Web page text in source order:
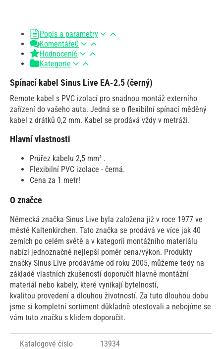
Popis a parametry
Komentáře0
Hodnocení6
Kategorie
Spínací kabel Sinus Live EA-2.5 (černý)
Remote kabel s PVC izolací pro snadnou montáž externího
zařízení do vašeho auta. Jedná se o flexibilní spínací měděný
kabel z drátků 0,2 mm. Kabel se prodává vždy v metráži.
Hlavní vlastnosti
Průřez kabelu 2,5 mm² .
Flexibilní PVC izolace - černá.
Cena za 1 metr!
O značce
Německá značka Sinus Live byla založena již v roce 1977 ve
městě Kaltenkirchen. Tato značka se prodává ve více jak 40
zemích po celém světě a v kategorii montážního materiálu
nabízí jednoznačně nejlepší poměr cena/výkon. Produkty
značky Sinus Live prodáváme od roku 2005, můžeme tedy na
základě vlastních zkušeností doporučit hlavně montážní
materiál nebo kabely, které vynikají bytelností,
kvalitou provedení a dlouhou životností. Za tuto dlouhou dobu
jsme si kompletní sortiment důkladně otestovali a nebojíme se
vám tuto značku s klidem doporučit.
Katalogové číslo 13934